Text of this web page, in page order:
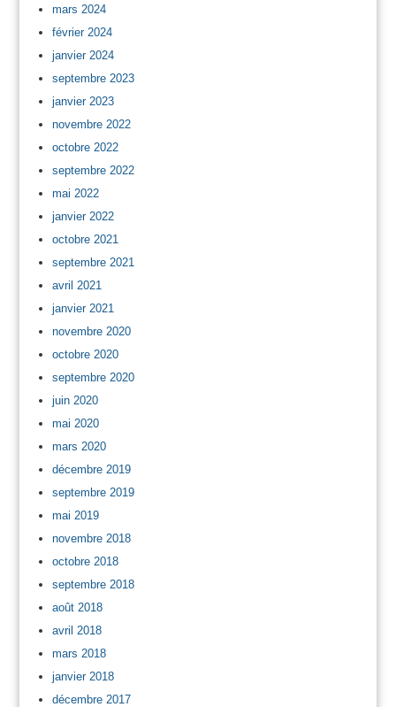
mars 2024
février 2024
janvier 2024
septembre 2023
janvier 2023
novembre 2022
octobre 2022
septembre 2022
mai 2022
janvier 2022
octobre 2021
septembre 2021
avril 2021
janvier 2021
novembre 2020
octobre 2020
septembre 2020
juin 2020
mai 2020
mars 2020
décembre 2019
septembre 2019
mai 2019
novembre 2018
octobre 2018
septembre 2018
août 2018
avril 2018
mars 2018
janvier 2018
décembre 2017